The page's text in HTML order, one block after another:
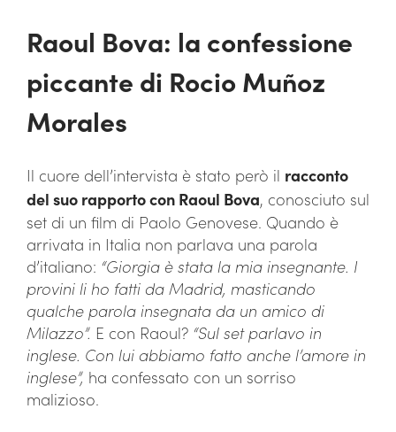
Raoul Bova: la confessione
piccante di Rocio Muñoz
Morales
Il cuore dell’intervista è stato però il racconto
del suo rapporto con Raoul Bova, conosciuto sul
set di un film di Paolo Genovese. Quando è
arrivata in Italia non parlava una parola
d’italiano: “Giorgia è stata la mia insegnante. I
provini li ho fatti da Madrid, masticando
qualche parola insegnata da un amico di
Milazzo”. E con Raoul? “Sul set parlavo in
inglese. Con lui abbiamo fatto anche l’amore in
inglese”, ha confessato con un sorriso
malizioso.